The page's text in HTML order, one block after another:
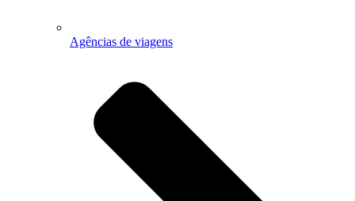
Agências de viagens